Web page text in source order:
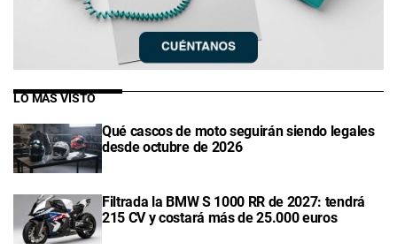
LO MÁS VISTO
Qué cascos de moto seguirán siendo legales
desde octubre de 2026
Filtrada la BMW S 1000 RR de 2027: tendrá
215 CV y costará más de 25.000 euros